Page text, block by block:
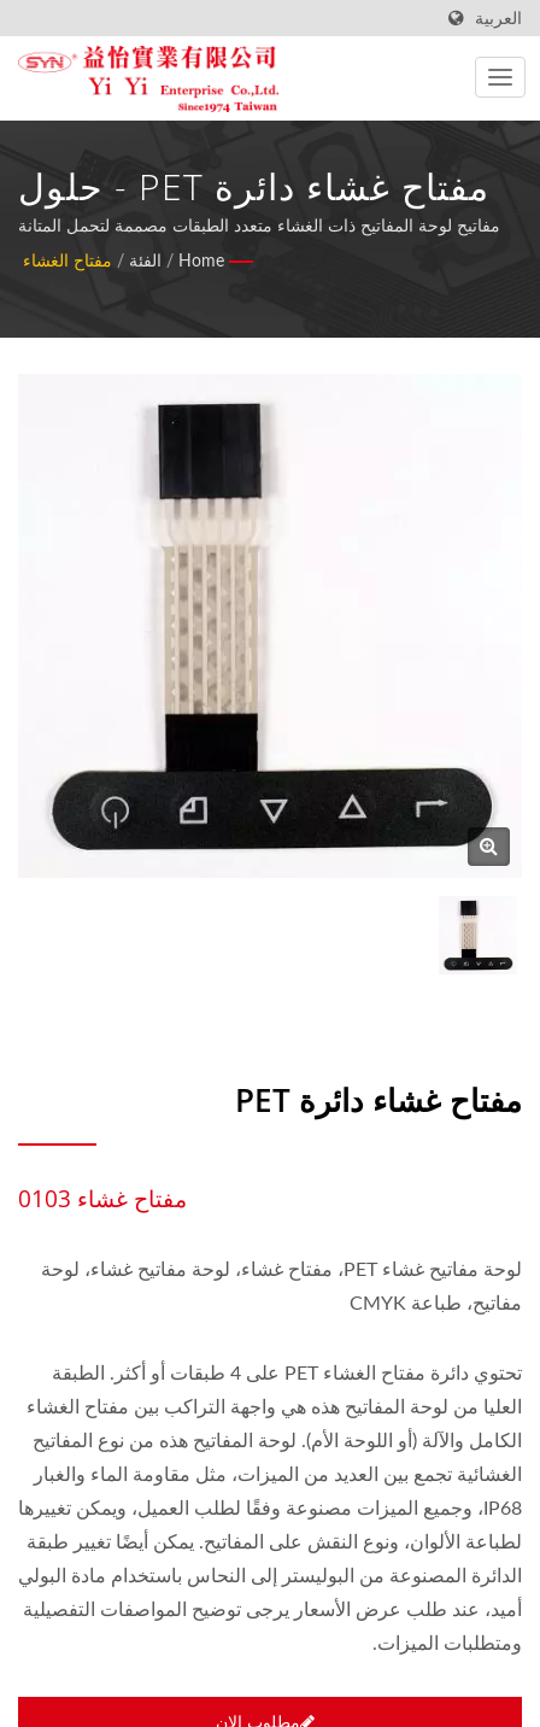
العربية
مفتاح غشاء دائرة PET - حلول
لوحة مفاتيح متقدمة مقاومة
للماء
مفاتيح لوحة المفاتيح ذات الغشاء متعدد الطبقات مصممة لتحمل المتانة
ومقاومة الماء والتخصيص في التطبيقات الصناعية والاستهلاكية المت
Home
/ الفئة / مفتاح الغشاء
مفتاح غشاء دائرة PET
مفتاح غشاء 0103
لوحة مفاتيح غشاء PET، مفتاح غشاء، لوحة مفاتيح غشاء، لوحة
مفاتيح، طباعة CMYK
تحتوي دائرة مفتاح الغشاء PET على 4 طبقات أو أكثر. الطبقة
العليا من لوحة المفاتيح هذه هي واجهة التراكب بين مفتاح الغشاء
الكامل والآلة (أو اللوحة الأم). لوحة المفاتيح هذه من نوع المفاتيح
الغشائية تجمع بين العديد من الميزات، مثل مقاومة الماء والغبار
IP68، وجميع الميزات مصنوعة وفقًا لطلب العميل، ويمكن تغييرها
لطباعة الألوان، ونوع النقش على المفاتيح. يمكن أيضًا تغيير طبقة
الدائرة المصنوعة من البوليستر إلى النحاس باستخدام مادة البولي
أميد، عند طلب عرض الأسعار يرجى توضيح المواصفات التفصيلية
ومتطلبات الميزات.
مطلوب الان